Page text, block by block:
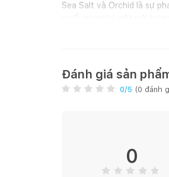
Sea Salt và Orchid là sự
muối mang lại một mùi
Với mùi hương đầu của
mộng.
Hương đầu: Muối biển,
Đánh giá sản
0/5 (0 đánh
0